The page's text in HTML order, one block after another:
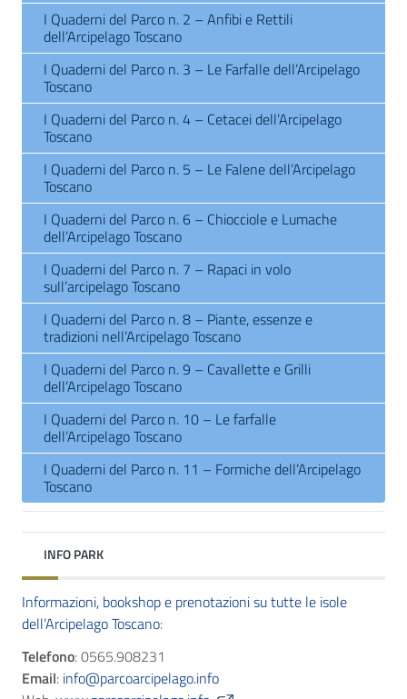
I Quaderni del Parco n. 2 – Anfibi e Rettili
dell’Arcipelago Toscano
I Quaderni del Parco n. 3 – Le Farfalle dell’Arcipelago
Toscano
I Quaderni del Parco n. 4 – Cetacei dell’Arcipelago
Toscano
I Quaderni del Parco n. 5 – Le Falene dell’Arcipelago
Toscano
I Quaderni del Parco n. 6 – Chiocciole e Lumache
dell’Arcipelago Toscano
I Quaderni del Parco n. 7 – Rapaci in volo
sull’arcipelago Toscano
I Quaderni del Parco n. 8 – Piante, essenze e
tradizioni nell’Arcipelago Toscano
I Quaderni del Parco n. 9 – Cavallette e Grilli
dell’Arcipelago Toscano
I Quaderni del Parco n. 10 – Le farfalle
dell’Arcipelago Toscano
I Quaderni del Parco n. 11 – Formiche dell’Arcipelago
Toscano
INFO PARK
Informazioni, bookshop e prenotazioni su tutte le isole
dell’Arcipelago Toscano:
Telefono: 0565.908231
Email: info@parcoarcipelago.info